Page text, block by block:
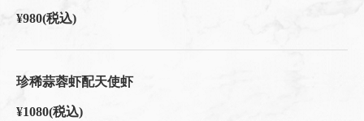
¥980(税込)
珍稀蒜蓉虾配天使虾
¥1080(税込)